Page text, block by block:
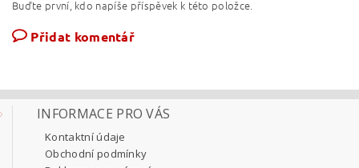
Buďte první, kdo napíše příspěvek k této položce.
Přidat komentář
INFORMACE PRO VÁS
Kontaktní údaje
Obchodní podmínky